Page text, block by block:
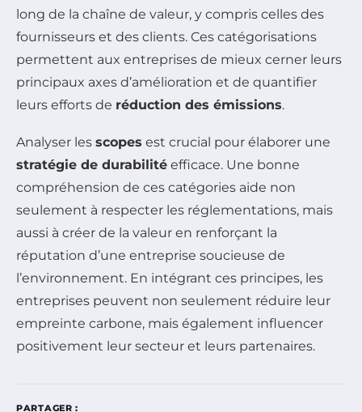
long de la chaîne de valeur, y compris celles des
fournisseurs et des clients. Ces catégorisations
permettent aux entreprises de mieux cerner leurs
principaux axes d’amélioration et de quantifier
leurs efforts de réduction des émissions.
Analyser les scopes est crucial pour élaborer une
stratégie de durabilité efficace. Une bonne
compréhension de ces catégories aide non
seulement à respecter les réglementations, mais
aussi à créer de la valeur en renforçant la
réputation d’une entreprise soucieuse de
l’environnement. En intégrant ces principes, les
entreprises peuvent non seulement réduire leur
empreinte carbone, mais également influencer
positivement leur secteur et leurs partenaires.
PARTAGER :